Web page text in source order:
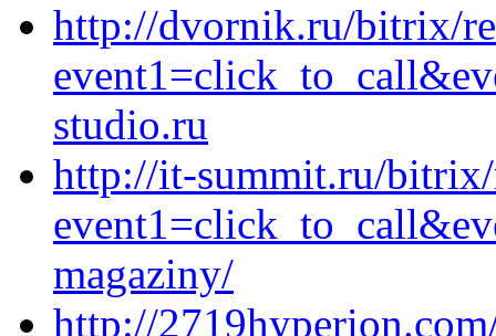
http://dvornik.ru/bitrix/
studio.ru
http://it-summit.ru/bitrix/
magaziny/
http://